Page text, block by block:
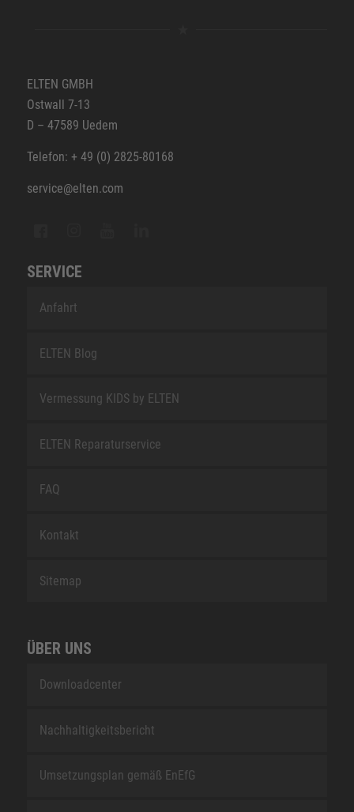
ELTEN GMBH
Ostwall 7-13
D – 47589 Uedem
Telefon: + 49 (0) 2825-80168
service@elten.com
SERVICE
Anfahrt
ELTEN Blog
Vermessung KIDS by ELTEN
ELTEN Reparaturservice
FAQ
Kontakt
Sitemap
ÜBER UNS
Downloadcenter
Nachhaltigkeitsbericht
Umsetzungsplan gemäß EnEfG